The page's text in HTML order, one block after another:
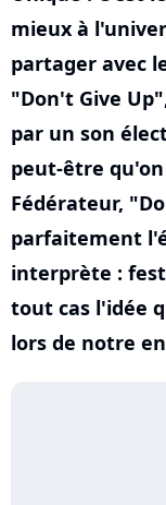
mieux à
partager avec
"Don't Give
par un son
peut-être
Fédérateur,
parfaitement
interprète :
tout cas l'idée
lors de notre